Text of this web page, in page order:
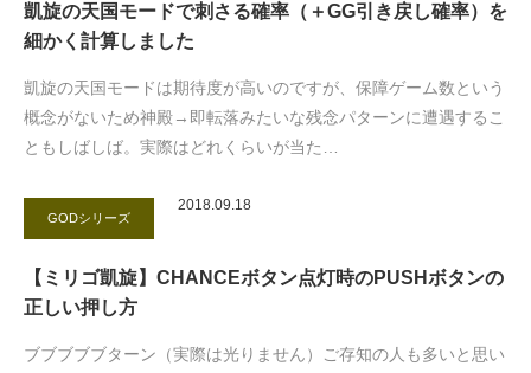
凱旋の天国モードで刺さる確率（＋GG引き戻し確率）を
細かく計算しました
凱旋の天国モードは期待度が高いのですが、保障ゲーム数という
概念がないため神殿→即転落みたいな残念パターンに遭遇するこ
ともしばしば。実際はどれくらいが当た…
GODシリーズ
2018.09.18
【ミリゴ凱旋】CHANCEボタン点灯時のPUSHボタンの
正しい押し方
ブブブブブターン（実際は光りません）ご存知の人も多いと思い